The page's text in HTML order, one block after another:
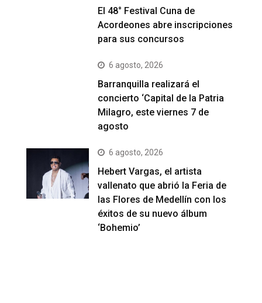
El 48° Festival Cuna de
Acordeones abre inscripciones
para sus concursos
6 agosto, 2026
Barranquilla realizará el
concierto ‘Capital de la Patria
Milagro, este viernes 7 de
agosto
6 agosto, 2026
Hebert Vargas, el artista
vallenato que abrió la Feria de
las Flores de Medellín con los
éxitos de su nuevo álbum
‘Bohemio’